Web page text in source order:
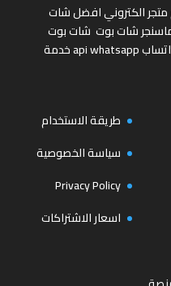
متجر الكترونيافضل شات
شات بوت شات بوت
api whatsappخدمة
طريقة الاستخدام
سياسة الخصوصية
Privacy Policy
اسعار الاشتراكات